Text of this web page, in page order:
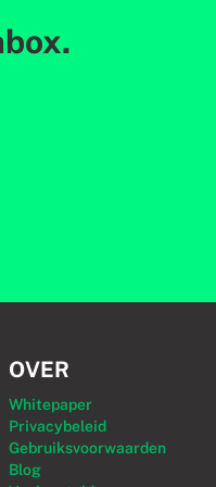
OVER
Whitepaper
Privacybeleid
Gebruiksvoorwaarden
Blog